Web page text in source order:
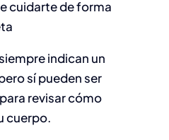
cuidarte de forma
indican un
sí pueden ser
revisar cómo
cuerpo.